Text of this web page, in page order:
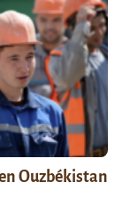
Ouzbékistan